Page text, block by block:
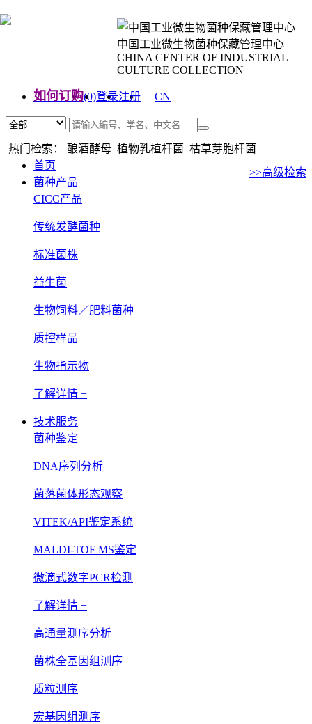
中国工业微生物菌种保藏管理中心
CHINA CENTER OF INDUSTRIAL
CULTURE COLLECTION
如何订购(0)登录注册
CN
热门检索： 酿酒酵母 植物乳植杆菌 枯草芽胞杆菌
>>高级检索
首页
菌种产品
CICC产品
传统发酵菌种
标准菌株
益生菌
生物饲料／肥料菌种
质控样品
生物指示物
了解详情 +
技术服务
菌种鉴定
DNA序列分析
菌落菌体形态观察
VITEK/API鉴定系统
MALDI-TOF MS鉴定
微滴式数字PCR检测
了解详情 +
高通量测序分析
菌株全基因组测序
质粒测序
宏基因组测序